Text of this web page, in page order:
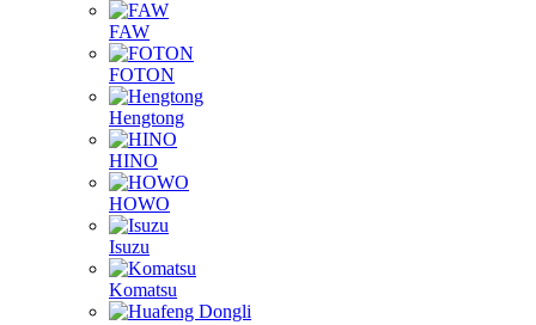
FAW
FOTON
Hengtong
HINO
HOWO
Isuzu
Komatsu